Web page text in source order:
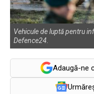
Vehicule de luptă pentru
Defence24.
Adaugă-ne